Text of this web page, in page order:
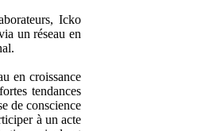
Icko
un réseau en
en croissance
tendances
de conscience
à un acte